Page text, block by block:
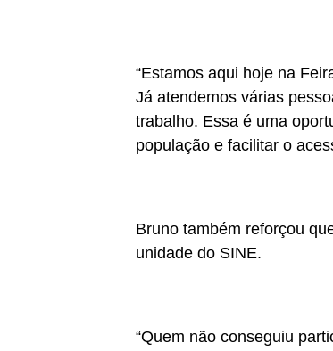
“Estamos aqui hoje na
Já atendemos várias
trabalho. Essa é uma
população e facilitar o
Bruno também reforçou
unidade do SINE.
“Quem não conseguiu